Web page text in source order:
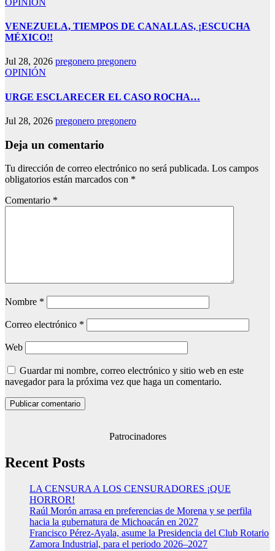
VENEZUELA, TIEMPOS DE CANALLAS, ¡ESCUCHA
MÉXICO!!
Jul 28, 2026 pregonero pregonero
OPINIÓN
URGE ESCLARECER EL CASO ROCHA…
Jul 28, 2026 pregonero pregonero
Deja un comentario
Tu dirección de correo electrónico no será publicada. Los campos
obligatorios están marcados con *
Comentario *
Nombre *
Correo electrónico *
Web
Guardar mi nombre, correo electrónico y sitio web en este
navegador para la próxima vez que haga un comentario.
Patrocinadores
Recent Posts
LA CENSURA A LOS CENSURADORES ¡QUE
HORROR!
Raúl Morón arrasa en preferencias de Morena y se perfila
hacia la gubernatura de Michoacán en 2027
Francisco Pérez-Ayala, asume la Presidencia del Club Rotario
Zamora Industrial, para el periodo 2026–2027